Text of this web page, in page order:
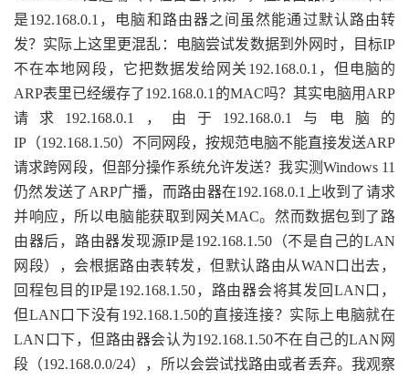
是192.168.0.1，电脑和路由器之间虽然能通过默认路由转
发？实际上这里更混乱：电脑尝试发数据到外网时，目标IP
不在本地网段，它把数据发给网关192.168.0.1，但电脑的
ARP表里已经缓存了192.168.0.1的MAC吗？其实电脑用ARP
请求192.168.0.1，由于192.168.0.1与电脑的
IP（192.168.1.50）不同网段，按规范电脑不能直接发送ARP
请求跨网段，但部分操作系统允许发送？我实测Windows 11
仍然发送了ARP广播，而路由器在192.168.0.1上收到了请求
并响应，所以电脑能获取到网关MAC。然而数据包到了路
由器后，路由器发现源IP是192.168.1.50（不是自己的LAN
网段），会根据路由表转发，但默认路由从WAN口出去，
回程包目的IP是192.168.1.50，路由器会将其发回LAN口，
但LAN口下没有192.168.1.50的直接连接？实际上电脑就在
LAN口下，但路由器会认为192.168.1.50不在自己的LAN网
段（192.168.0.0/24），所以会尝试找路由或者丢弃。我观察